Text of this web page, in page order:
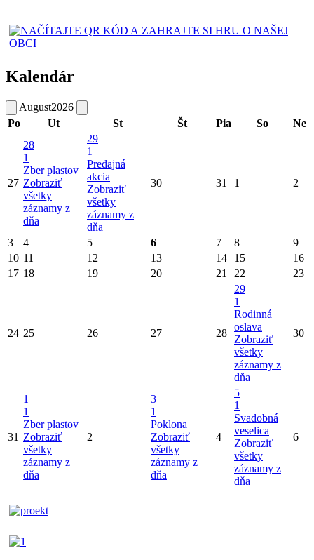
Kalendár
August2026
Po
Ut St Št Pia So Ne
27
28
1
Zber plastov
Zobraziť
všetky
záznamy z
dňa
29
1
Predajná
akcia
Zobraziť
všetky
záznamy z
dňa
30 31 1 2
3 4 5 6 7 8
9
10 11 12 13 14 15
16
17 18 19 20 21 22 23
24 25 26 27 28
29
1
Rodinná
oslava
Zobraziť
všetky
záznamy z
dňa
30
31
1
1
Zber plastov
Zobraziť
všetky
záznamy z
dňa
2
3
1
Poklona
Zobraziť
všetky
záznamy z
dňa
4
5
1
Svadobná
veselica
Zobraziť
všetky
záznamy z
dňa
6